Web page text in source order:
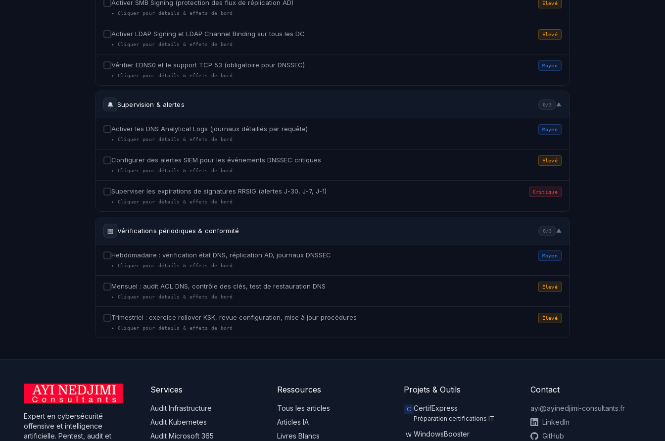
Activer SMB Signing (protection des flux de réplication AD)
Élevé
▸ Cliquer pour détails & effets de bord
Activer LDAP Signing et LDAP Channel Binding sur tous les DC
Élevé
▸ Cliquer pour détails & effets de bord
Vérifier EDNS0 et le support TCP 53 (obligatoire pour DNSSEC)
Moyen
▸ Cliquer pour détails & effets de bord
🔔 Supervision & alertes 0/3 ▼
Activer les DNS Analytical Logs (journaux détaillés par requête)
Moyen
▸ Cliquer pour détails & effets de bord
Configurer des alertes SIEM pour les événements DNSSEC critiques
Élevé
▸ Cliquer pour détails & effets de bord
Superviser les expirations de signatures RRSIG (alertes J-30, J-7, J-1)
Critique
▸ Cliquer pour détails & effets de bord
📅 Vérifications périodiques & conformité 0/3 ▼
Hebdomadaire : vérification état DNS, réplication AD, journaux DNSSEC
Moyen
▸ Cliquer pour détails & effets de bord
Mensuel : audit ACL DNS, contrôle des clés, test de restauration DNS
Élevé
▸ Cliquer pour détails & effets de bord
Trimestriel : exercice rollover KSK, revue configuration, mise à jour procédures
Élevé
▸ Cliquer pour détails & effets de bord
Expert en cybersécurité
offensive et intelligence
artificielle. Pentest, audit et
Services
Audit Infrastructure
Audit Kubernetes
Audit Microsoft 365
Ressources
Tous les articles
Articles IA
Livres Blancs
Projets & Outils
C CertifExpress
Préparation certifications IT
W WindowsBooster
Contact
ayi@ayinedjimi-consultants.fr
LinkedIn
GitHub